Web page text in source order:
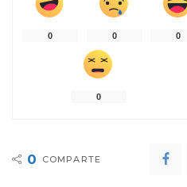
0 0 0
0
0 COMPARTE